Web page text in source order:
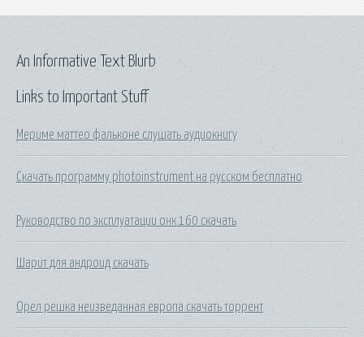
Links to Important Stuff
Мериме маттео фальконе слушать аудиокнигу
Скачать программу photoinstrument на русском бесплатно
Руководство по эксплуатации онк 160 скачать
Шарит для андроид скачать
Орел решка неизведанная европа скачать торрент
An Informative Text Blurb